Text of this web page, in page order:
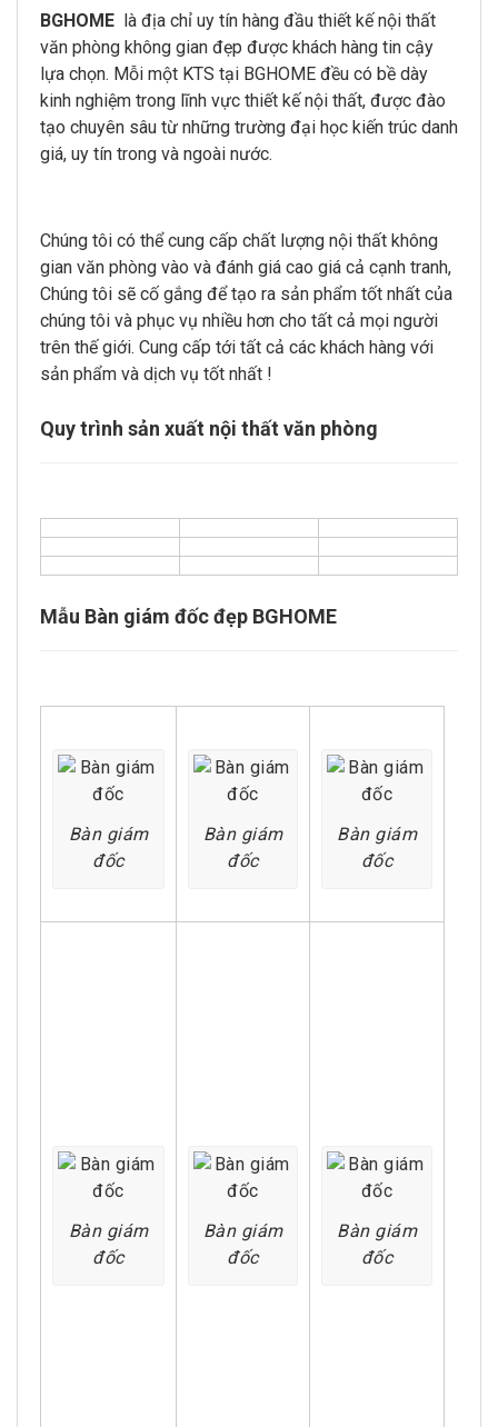
BGHOME là địa chỉ uy tín hàng đầu thiết kế nội thất
văn phòng không gian đẹp được khách hàng tin cậy
lựa chọn. Mỗi một KTS tại BGHOME đều có bề dày
kinh nghiệm trong lĩnh vực thiết kế nội thất, được đào
tạo chuyên sâu từ những trường đại học kiến trúc danh
giá, uy tín trong và ngoài nước.
Chúng tôi có thể cung cấp chất lượng nội thất không
gian văn phòng vào và đánh giá cao giá cả cạnh tranh,
Chúng tôi sẽ cố gắng để tạo ra sản phẩm tốt nhất của
chúng tôi và phục vụ nhiều hơn cho tất cả mọi người
trên thế giới. Cung cấp tới tất cả các khách hàng với
sản phẩm và dịch vụ tốt nhất !
Quy trình sản xuất nội thất văn phòng
Mẫu Bàn giám đốc đẹp BGHOME
Bàn giám
đốc
Bàn giám
đốc
Bàn giám
đốc
Bàn giám
đốc
Bàn giám
đốc
Bàn giám
đốc